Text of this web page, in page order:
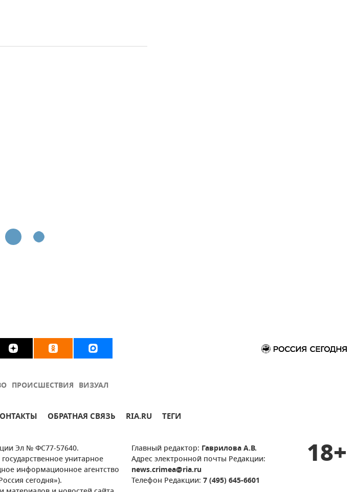
ПРОИСШЕСТВИЯ ВИЗУАЛ
ОБРАТНАЯ СВЯЗЬ RIA.RU ТЕГИ
Эл № ФС77-57640.
унитарное
информационное агентство
сегодня»).
Главный редактор: Гаврилова А.В.
Адрес электронной почты Редакции:
news.crimea@ria.ru
Телефон Редакции: 7 (495) 645-6601
18+